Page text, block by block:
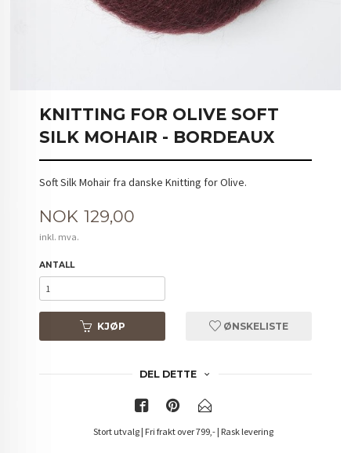
KNITTING FOR OLIVE SOFT
SILK MOHAIR - BORDEAUX
Soft Silk Mohair fra danske Knitting for Olive.
Pris
NOK 129,00
inkl. mva.
ANTALL
KJØP ØNSKELISTE
DEL DETTE
Stort utvalg | Fri frakt over 799,- | Rask levering